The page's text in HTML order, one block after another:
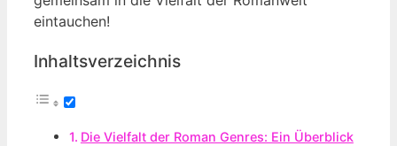
eintauchen!
Inhaltsverzeichnis
Die Vielfalt der Roman Genres: Ein Überblick